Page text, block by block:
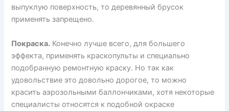
выпуклую поверхность, то деревянный брусок
применять запрещено.
Покраска. Конечно лучше всего, для большего
эффекта, применять краскопульты и специально
подобранную ремонтную краску. Но так как
удовольствие это довольно дорогое, то можно
красить аэрозольными баллончиками, хотя некоторые
специалисты относятся к подобной окраске